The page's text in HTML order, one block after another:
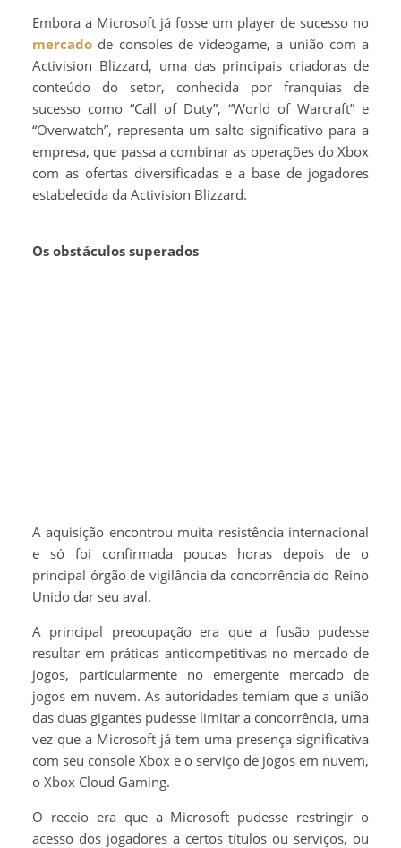
Embora a Microsoft já fosse um player de sucesso no
mercado de consoles de videogame, a união com a
Activision Blizzard, uma das principais criadoras de
conteúdo do setor, conhecida por franquias de
sucesso como “Call of Duty”, “World of Warcraft” e
“Overwatch”, representa um salto significativo para a
empresa, que passa a combinar as operações do Xbox
com as ofertas diversificadas e a base de jogadores
estabelecida da Activision Blizzard.
Os obstáculos superados
A aquisição encontrou muita resistência internacional
e só foi confirmada poucas horas depois de o
principal órgão de vigilância da concorrência do Reino
Unido dar seu aval.
A principal preocupação era que a fusão pudesse
resultar em práticas anticompetitivas no mercado de
jogos, particularmente no emergente mercado de
jogos em nuvem. As autoridades temiam que a união
das duas gigantes pudesse limitar a concorrência, uma
vez que a Microsoft já tem uma presença significativa
com seu console Xbox e o serviço de jogos em nuvem,
o Xbox Cloud Gaming.
O receio era que a Microsoft pudesse restringir o
acesso dos jogadores a certos títulos ou serviços, ou